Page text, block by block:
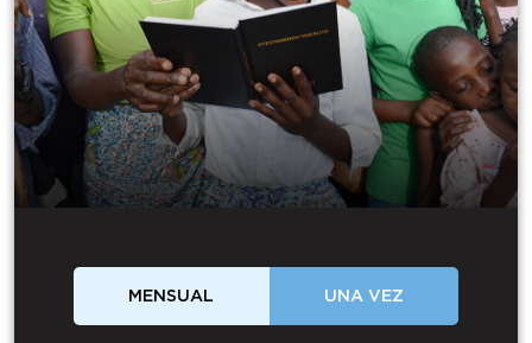
MENSUAL UNA VEZ